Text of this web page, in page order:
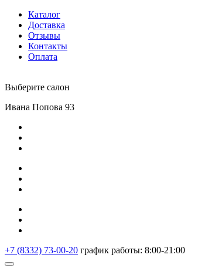
Каталог
Доставка
Отзывы
Контакты
Оплата
Выберите салон
Ивана Попова 93
+7 (8332) 73-00-20 график работы: 8:00-21:00